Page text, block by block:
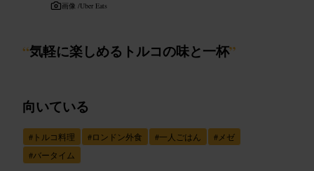
画像 /Uber Eats
“気軽に楽しめるトルコの味と一杯”
向いている
# トルコ料理 #ロンドン外食 #一人ごはん # メゼ
#バータイム